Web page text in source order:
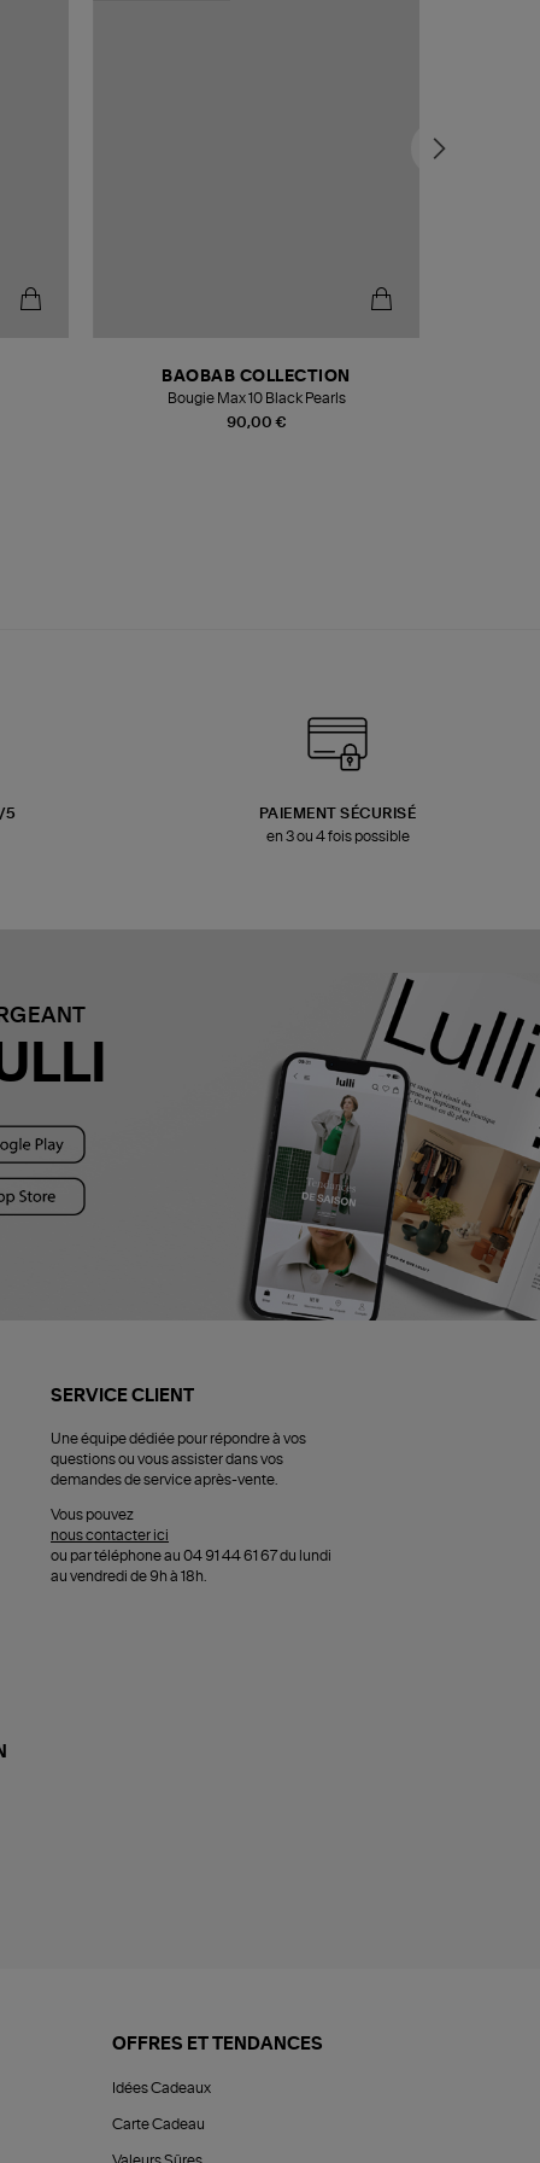
90,00 €
BAOBAB COLLECTION
Bougie Max 10 Black Pearls
5
PAIEMENT SÉCURISÉ
en 3 ou 4 fois possible
SERVICE CLIENT
Une équipe dédiée pour répondre à vos
questions ou vous assister dans vos
demandes de service après-vente.
Vous pouvez
nous contacter ici
ou par téléphone au 04 91 44 61 67 du lundi
au vendredi de 9h à 18h.
OFFRES ET TENDANCES
Idées Cadeaux
Carte Cadeau